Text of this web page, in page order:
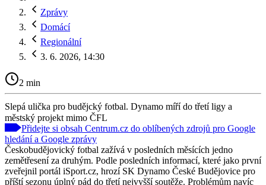
Zprávy
Domácí
Regionální
3. 6. 2026, 14:30
2 min
Slepá ulička pro budějcký fotbal. Dynamo míří do třetí ligy a
městský projekt mimo ČFL
Přidejte si obsah Centrum.cz do oblíbených zdrojů pro Google
hledání a Google zprávy
Českobudějovický fotbal zažívá v posledních měsících jedno
zemětřesení za druhým. Podle posledních informací, které jako první
zveřejnil portál iSport.cz, hrozí SK Dynamo České Budějovice pro
příští sezonu úplný pád do třetí nejvyšší soutěže. Problémům navíc